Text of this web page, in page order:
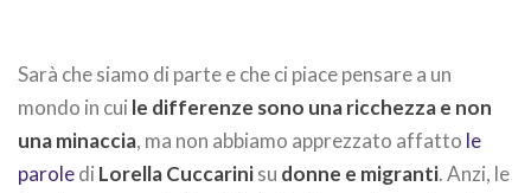
Sarà che siamo di parte e che ci piace pensare a un
mondo in cui le differenze sono una ricchezza e non
una minaccia, ma non abbiamo apprezzato affatto le
paroledi Lorella Cuccarinisu donne e migranti. Anzi, le